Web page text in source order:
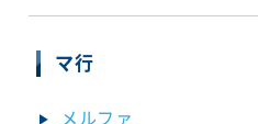
マ行
メルファ